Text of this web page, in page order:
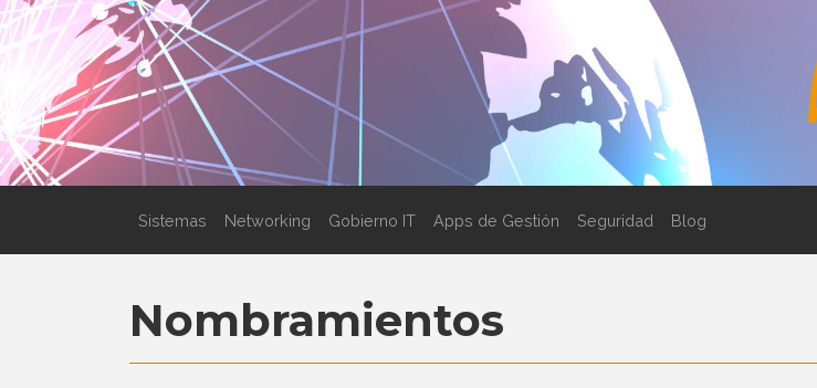
Sistemas Networking Gobierno IT Apps de Gestión Seguridad Blog
Nombramientos